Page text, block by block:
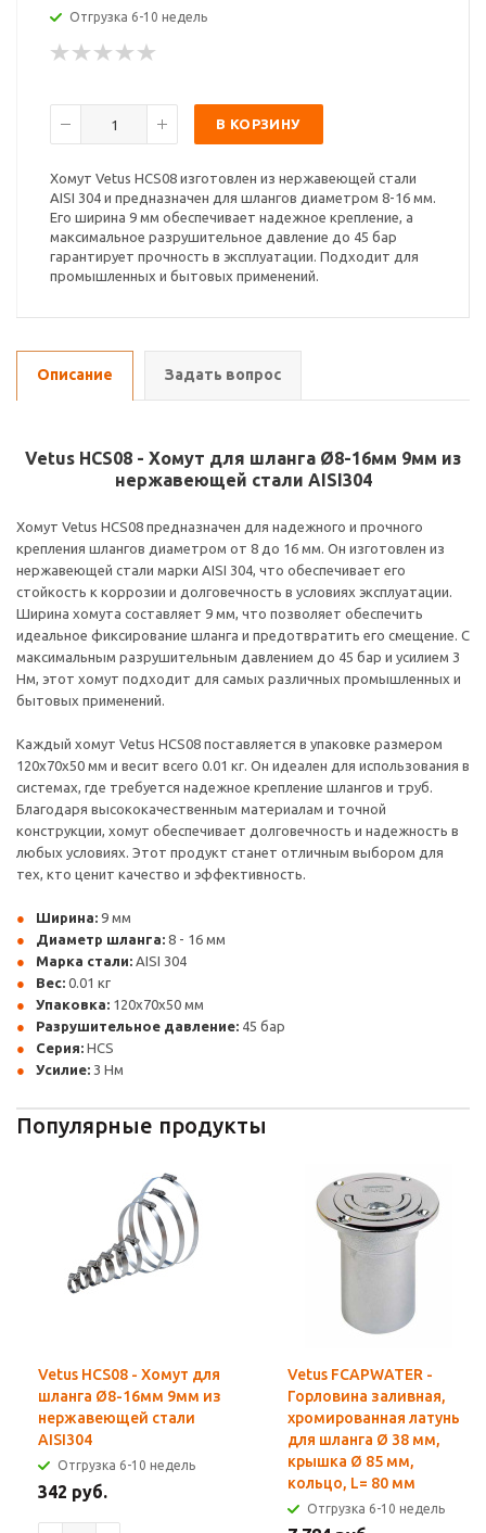
Отгрузка 6-10 недель
В КОРЗИНУ
Хомут Vetus HCS08 изготовлен из нержавеющей стали
AISI 304 и предназначен для шлангов диаметром 8-16 мм.
Его ширина 9 мм обеспечивает надежное крепление, а
максимальное разрушительное давление до 45 бар
гарантирует прочность в эксплуатации. Подходит для
промышленных и бытовых применений.
Описание Задать вопрос
Vetus HCS08 - Хомут для шланга Ø8-16мм 9мм из
нержавеющей стали AISI304
Хомут Vetus HCS08 предназначен для надежного и прочного
крепления шлангов диаметром от 8 до 16 мм. Он изготовлен из
нержавеющей стали марки AISI 304, что обеспечивает его
стойкость к коррозии и долговечность в условиях эксплуатации.
Ширина хомута составляет 9 мм, что позволяет обеспечить
идеальное фиксирование шланга и предотвратить его смещение. С
максимальным разрушительным давлением до 45 бар и усилием 3
Нм, этот хомут подходит для самых различных промышленных и
бытовых применений.
Каждый хомут Vetus HCS08 поставляется в упаковке размером
120x70x50 мм и весит всего 0.01 кг. Он идеален для использования в
системах, где требуется надежное крепление шлангов и труб.
Благодаря высококачественным материалам и точной
конструкции, хомут обеспечивает долговечность и надежность в
любых условиях. Этот продукт станет отличным выбором для
тех, кто ценит качество и эффективность.
Ширина: 9 мм
Диаметр шланга: 8 - 16 мм
Марка стали: AISI 304
Вес: 0.01 кг
Упаковка: 120x70x50 мм
Разрушительное давление: 45 бар
Серия: HCS
Усилие: 3 Нм
Популярные продукты
Vetus HCS08 - Хомут для
шланга Ø8-16мм 9мм из
нержавеющей стали
AISI304
Отгрузка 6-10 недель
342 руб.
Vetus FCAPWATER -
Горловина заливная,
хромированная латунь
для шланга Ø 38 мм,
крышка Ø 85 мм,
кольцо, L= 80 мм
Отгрузка 6-10 недель